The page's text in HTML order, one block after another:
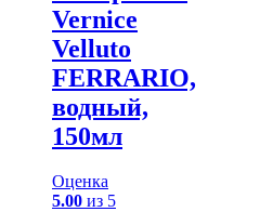
Vernice
Velluto
FERRARIO,
водный,
150мл
Оценка
5.00 из 5